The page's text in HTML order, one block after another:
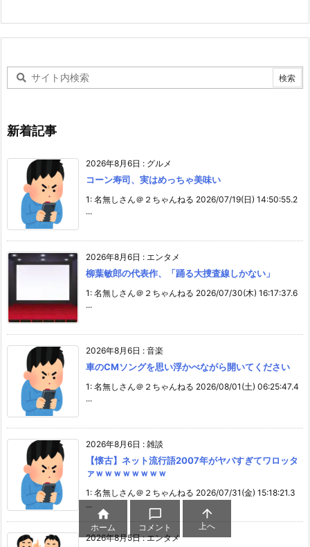
新着記事
2026年8月6日 : グルメ
コーン寿司、実はめっちゃ美味い
1: 名無しさん＠２ちゃんねる 2026/07/19(日) 14:50:55.2
...
2026年8月6日 : エンタメ
柳葉敏郎の代表作、「踊る大捜査線しかない」
1: 名無しさん＠２ちゃんねる 2026/07/30(木) 16:17:37.6
...
2026年8月6日 : 音楽
車のCMソングを思い浮かべながら開いてください
1: 名無しさん＠２ちゃんねる 2026/08/01(土) 06:25:47.4
...
2026年8月6日 : 雑談
【懐古】ネット流行語2007年がヤバすぎてワロッタ
ァｗｗｗｗｗｗｗｗ
1: 名無しさん＠２ちゃんねる 2026/07/31(金) 15:18:21.3
...
2026年8月5日:エンタメ

ホーム

コメント

上へ